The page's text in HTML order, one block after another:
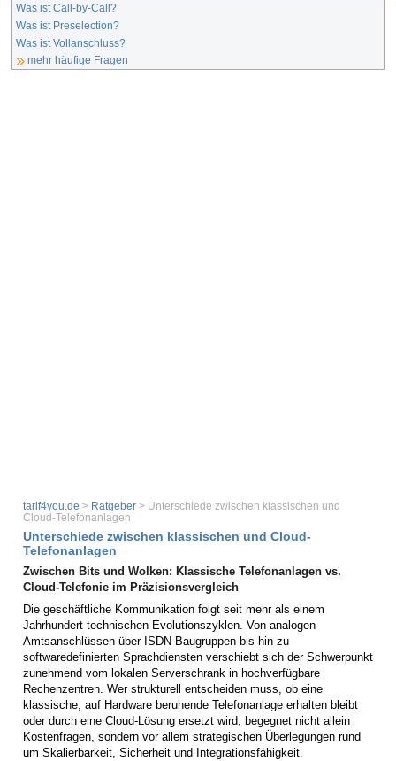
Was ist Call-by-Call?
Was ist Preselection?
Was ist Vollanschluss?
mehr häufige Fragen
tarif4you.de > Ratgeber > Unterschiede zwischen klassischen und
Cloud-Telefonanlagen
Unterschiede zwischen klassischen und Cloud-
Telefonanlagen
Zwischen Bits und Wolken: Klassische Telefonanlagen vs.
Cloud-Telefonie im Präzisionsvergleich
Die geschäftliche Kommunikation folgt seit mehr als einem
Jahrhundert technischen Evolutionszyklen. Von analogen
Amtsanschlüssen über ISDN-Baugruppen bis hin zu
softwaredefinierten Sprachdiensten verschiebt sich der Schwerpunkt
zunehmend vom lokalen Serverschrank in hochverfügbare
Rechenzentren. Wer strukturell entscheiden muss, ob eine
klassische, auf Hardware beruhende Telefonanlage erhalten bleibt
oder durch eine Cloud-Lösung ersetzt wird, begegnet nicht allein
Kostenfragen, sondern vor allem strategischen Überlegungen rund
um Skalierbarkeit, Sicherheit und Integrationsfähigkeit.